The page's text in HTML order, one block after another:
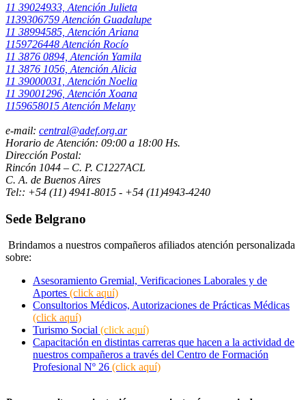
11 39024933, Atención Julieta
1139306759 Atención Guadalupe
11 38994585, Atención Ariana
1159726448 Atención Rocío
11 3876 0894, Atención Yamila
11 3876 1056, Atención Alicia
11 39000031, Atención Noelia
11 39001296, Atención Xoana
1159658015 Atención Melany
e-mail: central@adef.org.ar
Horario de Atención: 09:00 a 18:00 Hs.
Dirección Postal:
Rincón 1044 – C. P. C1227ACL
C. A. de Buenos Aires
Tel:: +54 (11) 4941-8015 - +54 (11)4943-4240
Sede Belgrano
Brindamos a nuestros compañeros afiliados atención personalizada
sobre:
Asesoramiento Gremial, Verificaciones Laborales y de
Aportes (click aquí)
Consultorios Médicos, Autorizaciones de Prácticas Médicas
(click aquí)
Turismo Social (click aquí)
Capacitación en distintas carreras que hacen a la actividad de
nuestros compañeros a través del Centro de Formación
Profesional Nº 26 (click aquí)